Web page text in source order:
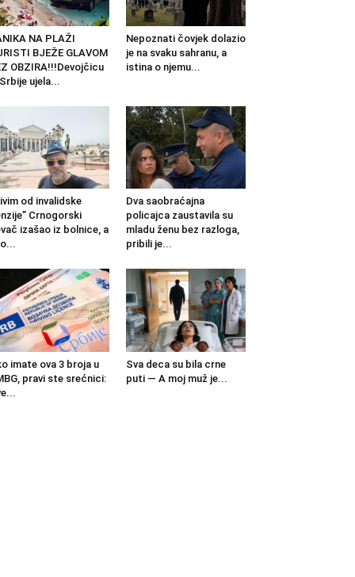
NA PLAŽI
BJEŽE GLAVOM
OBZIRA!!!Devojčicu
ujela...
Nepoznati čovjek dolazio
je na svaku sahranu, a
istina o njemu...
od invalidske
Crnogorski
izašao iz bolnice, a
Dva saobraćajna
policajca zaustavila su
mladu ženu bez razloga,
pribili je...
imate ova 3 broja u
pravi ste srećnici:
Sva deca su bila crne
puti — A moj muž je...